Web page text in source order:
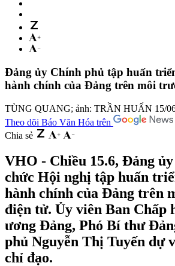
Đảng ủy Chính phủ tập huấn
hành chính của Đảng trên môi
TÙNG QUANG; ảnh: TRẦN HUẤN 15/
Theo dõi Báo Văn Hóa trên
Chia sẻ
VHO - Chiều 15.6, Đảng
chức Hội nghị tập huấn
hành chính của Đảng trên
điện tử. Ủy viên Ban Chấp
ương Đảng, Phó Bí thư
phủ Nguyễn Thị Tuyến dự
chỉ đạo.